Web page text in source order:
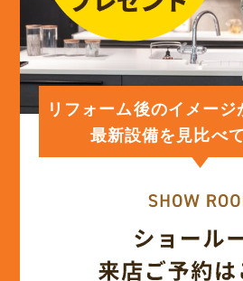
リフォーム後のイメージ
最新設備を見比べ